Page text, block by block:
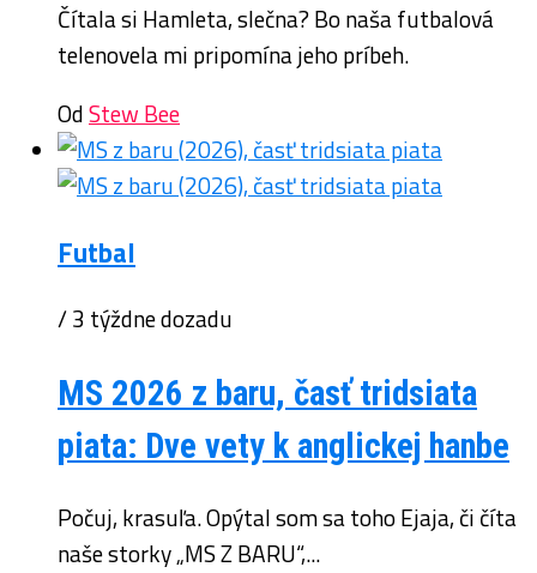
Čítala si Hamleta, slečna? Bo naša futbalová
telenovela mi pripomína jeho príbeh.
OdStew Bee
Futbal
/ 3 týždne dozadu
MS 2026 z baru, časť tridsiata
piata: Dve vety k anglickej hanbe
Počuj, krasuľa. Opýtal som sa toho Ejaja, či číta
naše storky „MS Z BARU“,...